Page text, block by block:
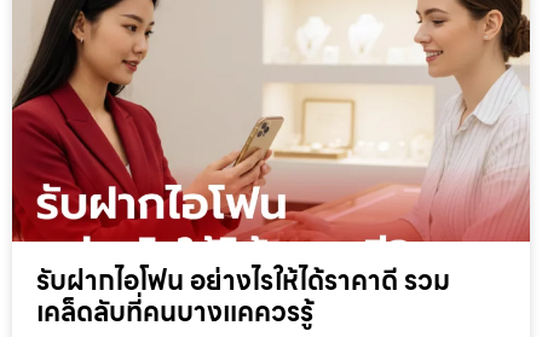
รับฝากไอโฟน อย่างไรให้ได้ราคาดี รวม
เคล็ดลับที่คนบางแคควรรู้